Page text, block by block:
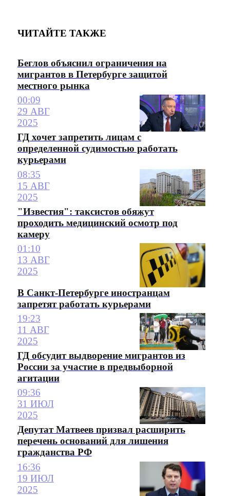
ЧИТАЙТЕ ТАКЖЕ
Беглов объяснил ограничения на
мигрантов в Петербурге защитой
местного рынка
00:09
29 АВГ
2025
ГД хочет запретить лицам с
определенной судимостью работать
курьерами
08:35
15 АВГ
2025
"Известия": таксистов обяжут
проходить медицинский осмотр под
камеру
01:10
13 АВГ
2025
В Санкт-Петербурге иностранцам
запретят работать курьерами
19:23
11 АВГ
2025
ГД обсудит выдворение мигрантов из
России за участие в предвыборной
агитации
09:36
31 ИЮЛ
2025
Депутат Матвеев призвал расширить
перечень оснований для лишения
гражданства РФ
16:36
19 ИЮЛ
2025